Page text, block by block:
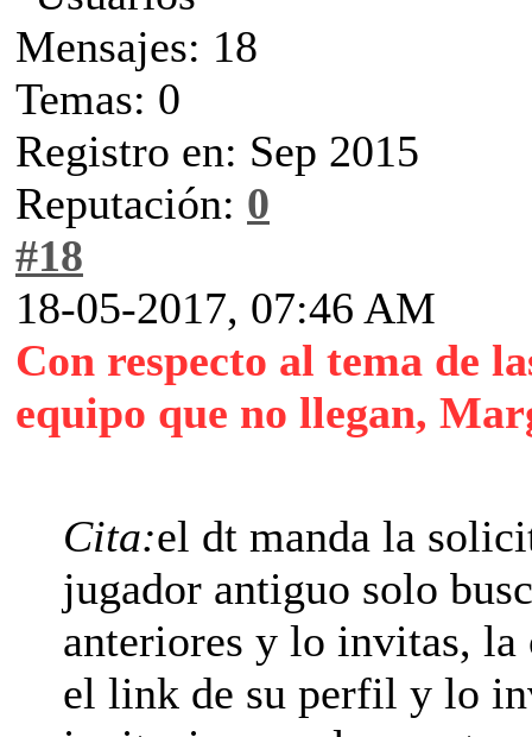
Mensajes: 18
Temas: 0
Registro en: Sep 2015
Reputación: 0
#18
18-05-2017, 07:46 AM
Con respecto al tema de
equipo que no llegan,
Cita:el dt manda la
jugador antiguo solo
anteriores y lo invitas, la
el link de su perfil y lo